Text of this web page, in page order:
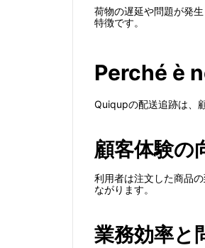
荷物の遅延や問題が発
特徴です。
Perché è
Quiqupの配送追跡は、
顧客体験の
利用者は注文した商品
ながります。
業務効率と